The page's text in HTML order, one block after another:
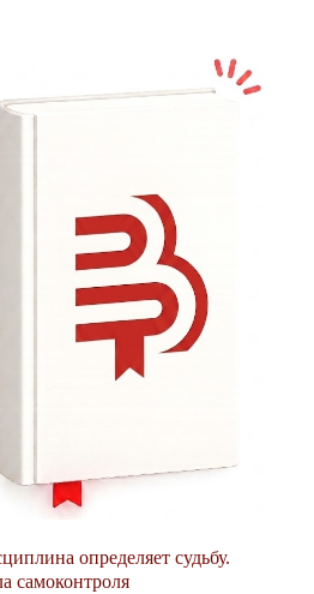
определяет судьбу.
самоконтроля